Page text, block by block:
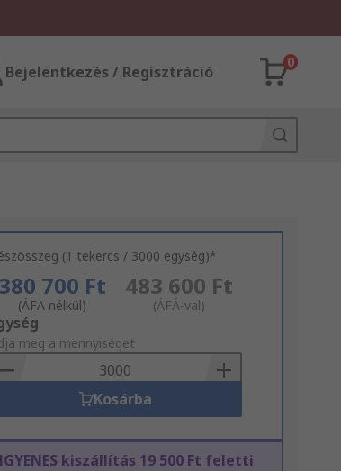
Bejelentkezés / Regisztráció
0
(1 tekercs / 3000 egység)*
380 700 Ft
(ÁFA nélkül)
483 600 Ft
(ÁFÁ-val)
meg a mennyiséget
Kosárba
kiszállítás 19 500 Ft feletti